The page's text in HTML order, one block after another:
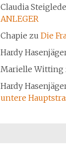
Claudia
ANLEGER
Chapie zu Die
Hardy
Marielle Witting
Hardy
untere